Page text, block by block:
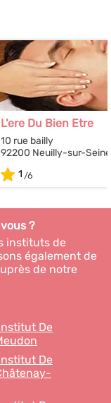
L'ere Du Bien Etre
10 rue bailly
92200 Neuilly-sur-Seine
1
?
instituts de
également de
de notre
De
De